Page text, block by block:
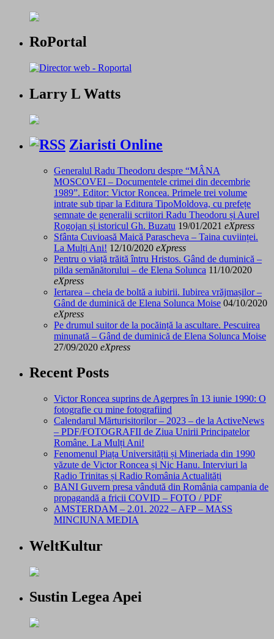
RoPortal
Larry L Watts
Ziaristi Online
Generalul Radu Theodoru despre “MÂNA
MOSCOVEI – Documentele crimei din decembrie
1989”. Editor: Victor Roncea. Primele trei volume
intrate sub tipar la Editura TipoMoldova, cu prefețe
semnate de generalii scriitori Radu Theodoru și Aurel
Rogojan și istoricul Gh. Buzatu 19/01/2021 eXpress
Sfânta Cuvioasă Maică Parascheva – Taina cuviinței.
La Mulți Ani! 12/10/2020 eXpress
Pentru o viață trăită întru Hristos. Gând de duminică –
pilda semănătorului – de Elena Solunca 11/10/2020
eXpress
Iertarea – cheia de boltă a iubirii. Iubirea vrăjmașilor –
Gând de duminică de Elena Solunca Moise 04/10/2020
eXpress
Pe drumul suitor de la pocăință la ascultare. Pescuirea
minunată – Gând de duminică de Elena Solunca Moise
27/09/2020 eXpress
Recent Posts
Victor Roncea suprins de Agerpres în 13 iunie 1990: O
fotografie cu mine fotografiind
Calendarul Mărturisitorilor – 2023 – de la ActiveNews
– PDF/FOTOGRAFII de Ziua Unirii Principatelor
Române. La Mulți Ani!
Fenomenul Piața Universității și Mineriada din 1990
văzute de Victor Roncea și Nic Hanu. Interviuri la
Radio Trinitas și Radio România Actualități
BANI Guvern presa vândută din România campania de
propagandă a fricii COVID – FOTO / PDF
AMSTERDAM – 2.01. 2022 – AFP – MASS
MINCIUNA MEDIA
WeltKultur
Sustin Legea Apei